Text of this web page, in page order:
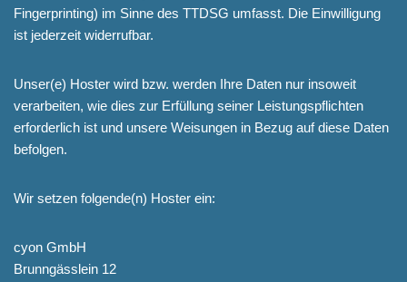
Fingerprinting) im Sinne des TTDSG umfasst. Die Einwilligung
ist jederzeit widerrufbar.
Unser(e) Hoster wird bzw. werden Ihre Daten nur insoweit
verarbeiten, wie dies zur Erfüllung seiner Leistungspflichten
erforderlich ist und unsere Weisungen in Bezug auf diese Daten
befolgen.
Wir setzen folgende(n) Hoster ein:
cyon GmbH
Brunngässlein 12